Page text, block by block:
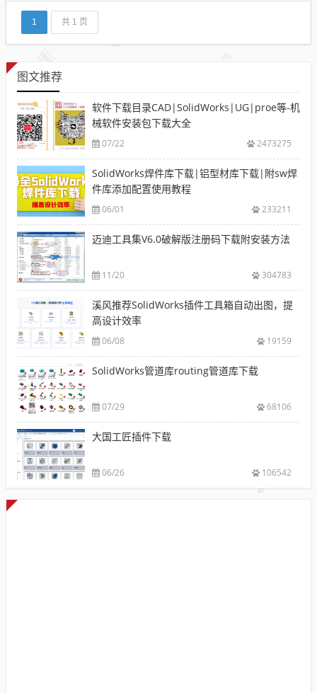
1 共 1 页
图文推荐
软件下载目录CAD|SolidWorks|UG|proe等-机
械软件安装包下载大全
07/22 2473275
SolidWorks焊件库下载|铝型材库下载|附sw焊
件库添加配置使用教程
06/01 233211
迈迪工具集V6.0破解版注册码下载附安装方法
11/20 304783
溪风推荐SolidWorks插件工具箱自动出图，提
高设计效率
06/08 19159
SolidWorks管道库routing管道库下载
07/29 68106
大国工匠插件下载
06/26 106542